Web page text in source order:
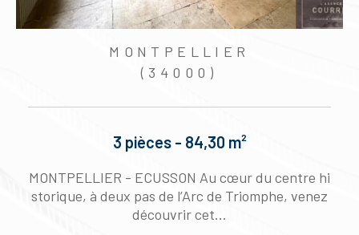
MONTPELLIER
(34000)
3 pièces - 84,30 m²
MONTPELLIER - ECUSSON Au cœur du centre hi
storique, à deux pas de l’Arc de Triomphe, venez
découvrir cet...